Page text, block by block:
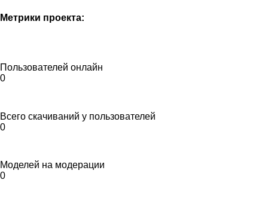
Метрики проекта:
Пользователей онлайн
0
Всего скачиваний у пользователей
0
Моделей на модерации
0